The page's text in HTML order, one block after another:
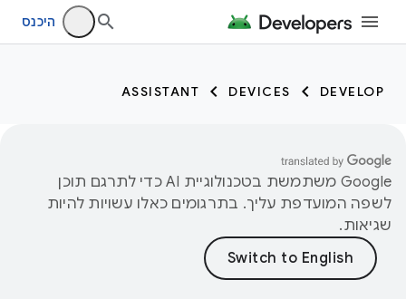
היכנס
DEVELOP
DEVICES
ASSISTANT
‫Google משתמשת בטכנולוגיית AI כדי לתרגם תוכן
לשפה המועדפת עליך. בתרגומים כאלו עשויות להיות
שגיאות.